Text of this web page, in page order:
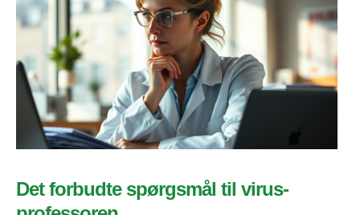
Det forbudte spørgsmål til virus-